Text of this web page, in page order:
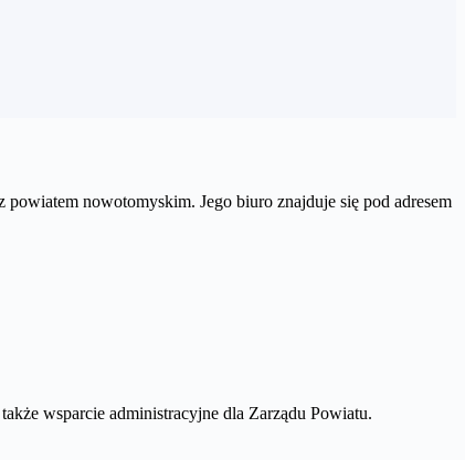
nowotomyskim. Jego biuro znajduje się pod adresem
wsparcie administracyjne dla Zarządu Powiatu.